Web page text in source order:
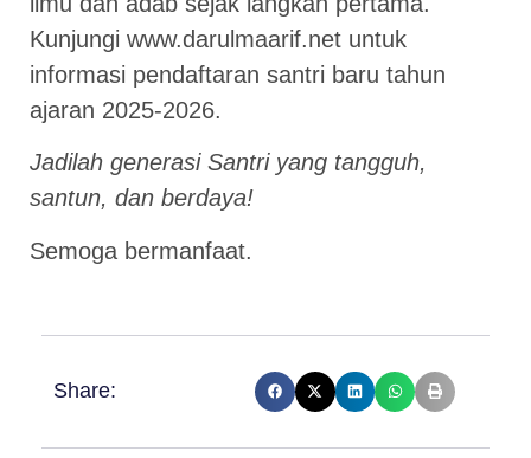
Kunjungi www.darulmaarif.net untuk
informasi pendaftaran santri baru tahun
ajaran 2025-2026.
Jadilah generasi Santri yang tangguh,
santun, dan berdaya!
Semoga bermanfaat.
Share: